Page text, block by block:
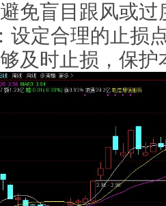
免盲目跟风或过
设定合理的止损
及时止损，保护